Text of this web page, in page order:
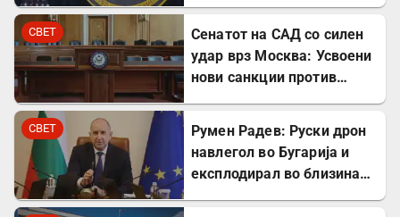
СВЕТ
Сенатот на САД со силен
удар врз Москва: Усвоени
нови санкции против
СВЕТ
Румен Радев: Руски дрон
навлегол во Бугарија и
експлодирал во близина